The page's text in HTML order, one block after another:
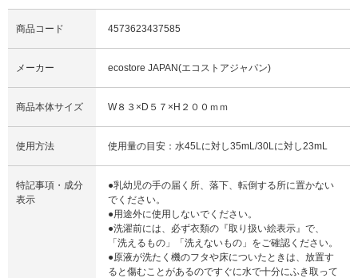
商品コード 4573623437585
メーカー ecostore JAPAN(エコストアジャパン)
商品本体サイズ W８３×D５７×H２００ｍｍ
使用方法 使用量の目安：水45Lに対し35mL/30Lに対し23mL
特記事項・成分
表示
●乳幼児の手の届く所、落下、転倒する所に置かない
でください。
●用途外に使用しないでください。
●洗濯前には、必ず衣類の『取り扱い絵表示』で、
「洗えるもの」「洗えないもの」をご確認ください。
●原液が洗たく機のフタや床についたときは、放置す
ると傷むことがあるのですぐに水で十分にふき取って